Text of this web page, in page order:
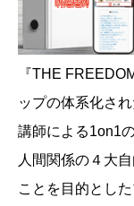
『THE
ップの体系化さ
講師による1on1
人間関係の４大
ことを目的とし